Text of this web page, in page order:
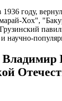
году,
Хох",
научно-